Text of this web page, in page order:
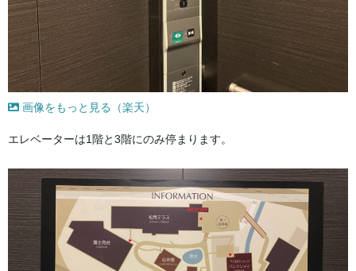
画像をもっと見る（楽天）
エレベーターは1階と3階にのみ停まります。